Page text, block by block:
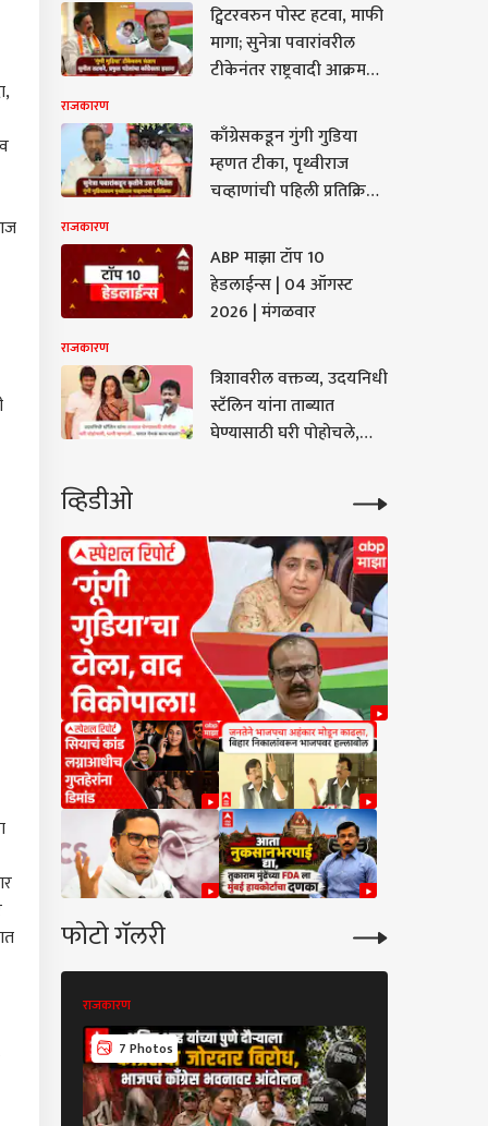
ट्विटरवरुन पोस्ट हटवा, माफी
मागा; सुनेत्रा पवारांवरील
टीकेनंतर राष्ट्रवादी आक्रमक,
इशारा
राजकारण
काँग्रेसकडून गुंगी गुडिया
म्हणत टीका, पृथ्वीराज
चव्हाणांची पहिली प्रतिक्रिया;
पवारांकडून कृतीतून उत्तर
मिळेल
राजकारण
ABP माझा टॉप 10
हेडलाईन्स | 04 ऑगस्ट
2026 | मंगळवार
राजकारण
त्रिशावरील वक्तव्य, उदयनिधी
स्टॅलिन यांना ताब्यात
घेण्यासाठी घरी पोहोचले,
व्हिडीओ
फोटो गॅलरी
राजकारण
7 Photos
पोस्ट हटवा, माफी
सुनेत्रा पवारांवरील
राष्ट्रवादी आक्रमक,
पटेलांचा काँग्रेसला
मुलगा जिवानीशी
ठेकेदारावर गुन्हा दाखल
कुटुंबीयांची मागणी;
पीडित काकालाच